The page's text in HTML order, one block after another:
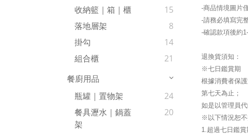
收納籃｜箱｜櫃
15
落地層架
8
掛勾
14
組合櫃
21
餐廚用品
瓶罐｜置物架
24
餐具瀝水｜鍋蓋
架
20
-商品情境圖片
-請務必填寫完
-確認款項後約
退換貨須知：
※七日鑑賞期
根據消費者保
第七天為止；
如是以管理員
※以下情況恕
1.超過七日鑑賞